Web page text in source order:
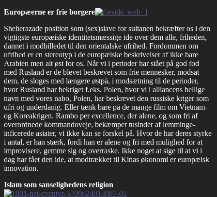
Europæerne er frie borgere
Sheherazade position som (sex)slave for sultanen bekræfter os i den
vigtigste europæiske identitetsmæssige ide over dem alle, friheden,
dannet i modbilledet til den orientalske ufrihed. Fordommen om
ufrihed er en stereotyp i de europæiske beskrivelser af ikke bare
Arabien men alt øst for os. Når vi i perioder har stået på god fod
med Rusland er de blevet beskrevet som frie mennesker, modsat
dem, de sloges med længere østpå, i modsætning til de perioder,
hvor Rusland har bekriget f.eks. Polen, hvor vi i alliancens hellige
navn med vores nabo, Polen, har beskrevet den russiske kriger som
ufri og underdanig. Eller tænk bare på de mange film om Vietnam-
og Koreakrigen. Rambo per excellence, der alene, og som fri af
overordnede kommandoveje, bekæmper tusinder af lemminge-
inficerede asiater, vi ikke kan se forskel på. Hvor de har deres styrke
i antal, er han stærk, fordi han er alene og fri med mulighed for at
improvisere, gemme sig og overraske. Ikke noget at sige til at vi i
dag har fået den ide, at modtrækket til Kinas økonomi er europæisk
innovation.
Islam som sanselighedens religion